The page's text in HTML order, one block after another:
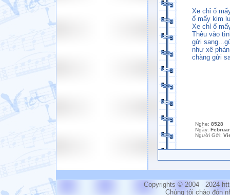
Xe chỉ ố
ố mấy kim
Xe chỉ ố
Thêu vào
gửi
như xê
chàng gửi
Nghe: 8528
Ngày:
Người Gởi:
Copyrights © 2004 - 2024
Chúng tôi chào đón